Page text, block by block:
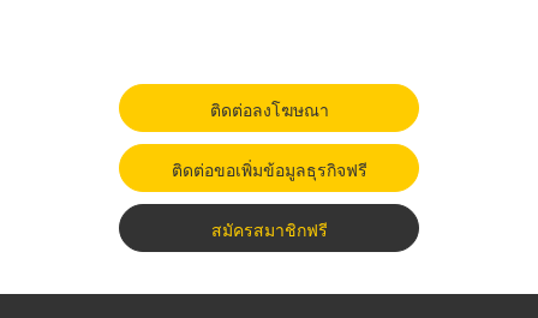
ติดต่อลงโฆษณา
ติดต่อขอเพิ่มข้อมูลธุรกิจฟรี
สมัครสมาชิกฟรี